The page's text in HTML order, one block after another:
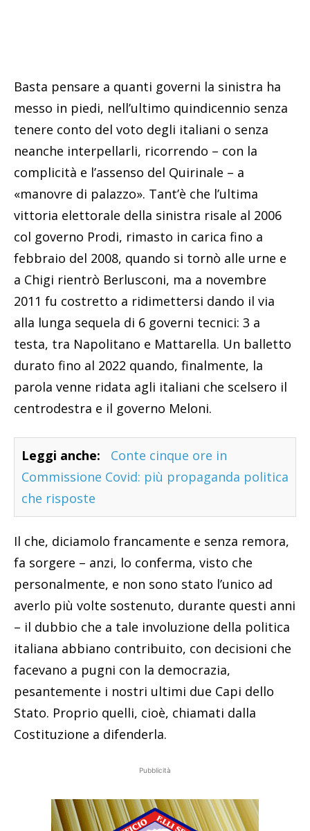
Basta pensare a quanti governi la sinistra ha
messo in piedi, nell’ultimo quindicennio senza
tenere conto del voto degli italiani o senza
neanche interpellarli, ricorrendo – con la
complicità e l’assenso del Quirinale – a
«manovre di palazzo». Tant’è che l’ultima
vittoria elettorale della sinistra risale al 2006
col governo Prodi, rimasto in carica fino a
febbraio del 2008, quando si tornò alle urne e
a Chigi rientrò Berlusconi, ma a novembre
2011 fu costretto a ridimettersi dando il via
alla lunga sequela di 6 governi tecnici: 3 a
testa, tra Napolitano e Mattarella. Un balletto
durato fino al 2022 quando, finalmente, la
parola venne ridata agli italiani che scelsero il
centrodestra e il governo Meloni.
Leggi anche:
Conte cinque ore in
Commissione Covid: più propaganda politica
che risposte
Il che, diciamolo francamente e senza remora,
fa sorgere – anzi, lo conferma, visto che
personalmente, e non sono stato l’unico ad
averlo più volte sostenuto, durante questi anni
– il dubbio che a tale involuzione della politica
italiana abbiano contribuito, con decisioni che
facevano a pugni con la democrazia,
pesantemente i nostri ultimi due Capi dello
Stato. Proprio quelli, cioè, chiamati dalla
Costituzione a difenderla.
Pubblicità